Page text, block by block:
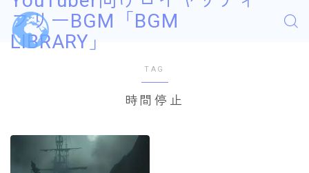
フリーBGM「BGM
LIBRARY」
TAG
時間停止